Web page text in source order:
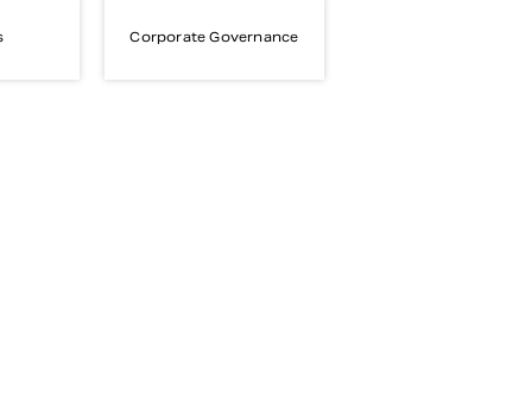
Corporate Governance